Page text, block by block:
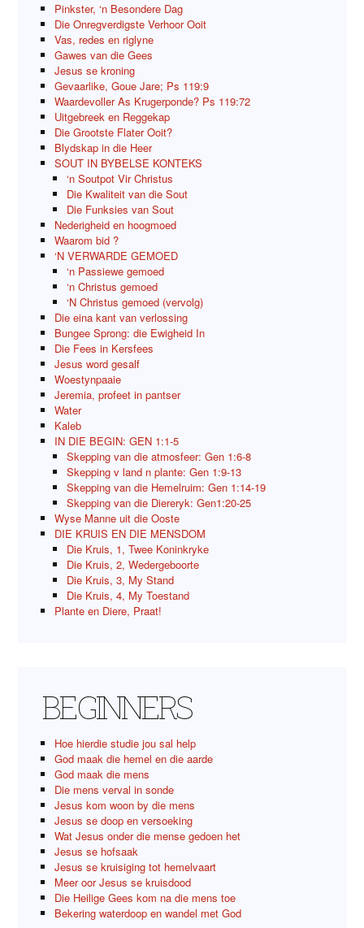
Pinkster, ‘n Besondere Dag
Die Onregverdigste Verhoor Ooit
Vas, redes en riglyne
Gawes van die Gees
Jesus se kroning
Gevaarlike, Goue Jare; Ps 119:9
Waardevoller As Krugerponde? Ps 119:72
Uitgebreek en Reggekap
Die Grootste Flater Ooit?
Blydskap in die Heer
SOUT IN BYBELSE KONTEKS
‘n Soutpot Vir Christus
Die Kwaliteit van die Sout
Die Funksies van Sout
Nederigheid en hoogmoed
Waarom bid ?
‘N VERWARDE GEMOED
‘n Passiewe gemoed
‘n Christus gemoed
‘N Christus gemoed (vervolg)
Die eina kant van verlossing
Bungee Sprong: die Ewigheid In
Die Fees in Kersfees
Jesus word gesalf
Woestynpaaie
Jeremia, profeet in pantser
Water
Kaleb
IN DIE BEGIN: GEN 1:1-5
Skepping van die atmosfeer: Gen 1:6-8
Skepping v land n plante: Gen 1:9-13
Skepping van die Hemelruim: Gen 1:14-19
Skepping van die Diereryk: Gen1:20-25
Wyse Manne uit die Ooste
DIE KRUIS EN DIE MENSDOM
Die Kruis, 1, Twee Koninkryke
Die Kruis, 2, Wedergeboorte
Die Kruis, 3, My Stand
Die Kruis, 4, My Toestand
Plante en Diere, Praat!
BEGINNERS
Hoe hierdie studie jou sal help
God maak die hemel en die aarde
God maak die mens
Die mens verval in sonde
Jesus kom woon by die mens
Jesus se doop en versoeking
Wat Jesus onder die mense gedoen het
Jesus se hofsaak
Jesus se kruisiging tot hemelvaart
Meer oor Jesus se kruisdood
Die Heilige Gees kom na die mens toe
Bekering waterdoop en wandel met God